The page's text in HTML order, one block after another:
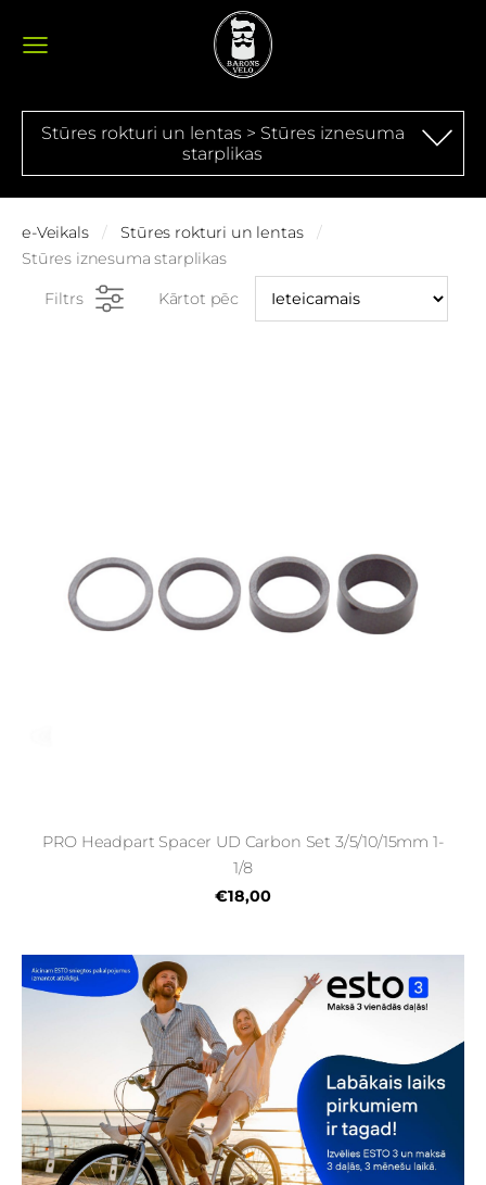
Stūres rokturi un lentas > Stūres iznesuma
starplikas
e-Veikals
Stūres rokturi un lentas
Stūres iznesuma starplikas
Filtrs Kārtot pēc
PRO Headpart Spacer UD Carbon Set 3/5/10/15mm 1-
1/8
€18,00